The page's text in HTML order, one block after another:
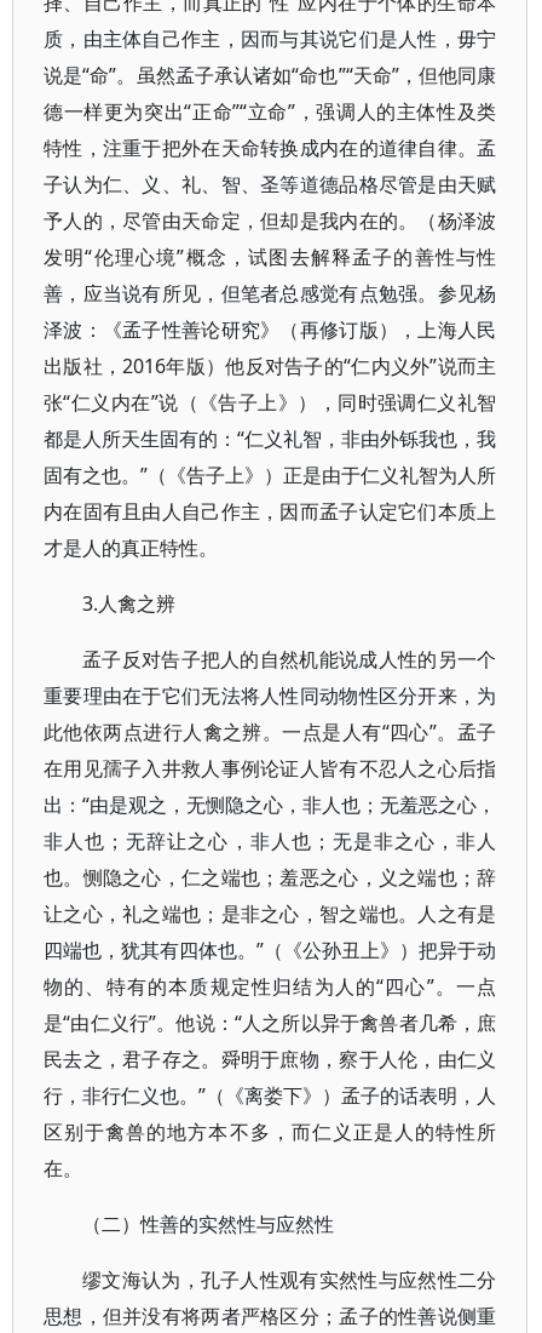
质，由主体自己作主，因而与其说它们是人性，毋宁
说是“命”。虽然孟子承认诸如“命也”“天命”，但他同康
德一样更为突出“正命”“立命”，强调人的主体性及类
特性，注重于把外在天命转换成内在的道律自律。孟
子认为仁、义、礼、智、圣等道德品格尽管是由天赋
予人的，尽管由天命定，但却是我内在的。（杨泽波
发明“伦理心境”概念，试图去解释孟子的善性与性
善，应当说有所见，但笔者总感觉有点勉强。参见杨
泽波：《孟子性善论研究》（再修订版），上海人民
出版社，2016年版）他反对告子的“仁内义外”说而主
张“仁义内在”说（《告子上》），同时强调仁义礼智
都是人所天生固有的：“仁义礼智，非由外铄我也，我
固有之也。”（《告子上》）正是由于仁义礼智为人所
内在固有且由人自己作主，因而孟子认定它们本质上
才是人的真正特性。
3.人禽之辨
孟子反对告子把人的自然机能说成人性的另一个
重要理由在于它们无法将人性同动物性区分开来，为
此他依两点进行人禽之辨。一点是人有“四心”。孟子
在用见孺子入井救人事例论证人皆有不忍人之心后指
出：“由是观之，无恻隐之心，非人也；无羞恶之心，
非人也；无辞让之心，非人也；无是非之心，非人
也。恻隐之心，仁之端也；羞恶之心，义之端也；辞
让之心，礼之端也；是非之心，智之端也。人之有是
四端也，犹其有四体也。”（《公孙丑上》）把异于动
物的、特有的本质规定性归结为人的“四心”。一点
是“由仁义行”。他说：“人之所以异于禽兽者几希，庶
民去之，君子存之。舜明于庶物，察于人伦，由仁义
行，非行仁义也。”（《离娄下》）孟子的话表明，人
区别于禽兽的地方本不多，而仁义正是人的特性所
在。
（二）性善的实然性与应然性
缪文海认为，孔子人性观有实然性与应然性二分
思想，但并没有将两者严格区分；孟子的性善说侧重